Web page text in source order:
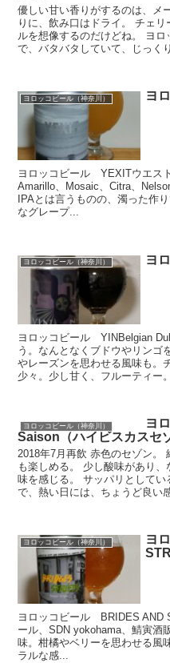
優しい甘い香りがするのは、メ
りに、飲み口はドライ。 チェ
ルを想像するのだけどね。 ヨ
で、バタバタしていて、じっく
ヨロッコビール（神奈川） ヨ
ヨロッコビール YEXITウエス
Amarillo、Mosaic、Citra、
IPAとは言うものの、濁った作
なグレープ...
ヨロッコビール（神奈川） ヨ
ヨロッコビール YINBelgian
う。なんとなくブドウやリンゴ
やレーズンを思わせる風味も。
少々。少し甘く、フルーティー
ヨロッコビール（神奈川）
ヨ
Saison（ハイビスカスセ
2018年7月再飲 赤色のセゾン。
も楽しめる。 少し酸味があり
味を感じる。 サッパリとして
で、熱い日には、ちょうど良い
ヨロッコビール（神奈川）
ヨ
ヨロッコビール BRIDES AND
ール、SDN yokohama、鯖寅酒
味。柑橘やベリーを思わせる風
ラルな感...